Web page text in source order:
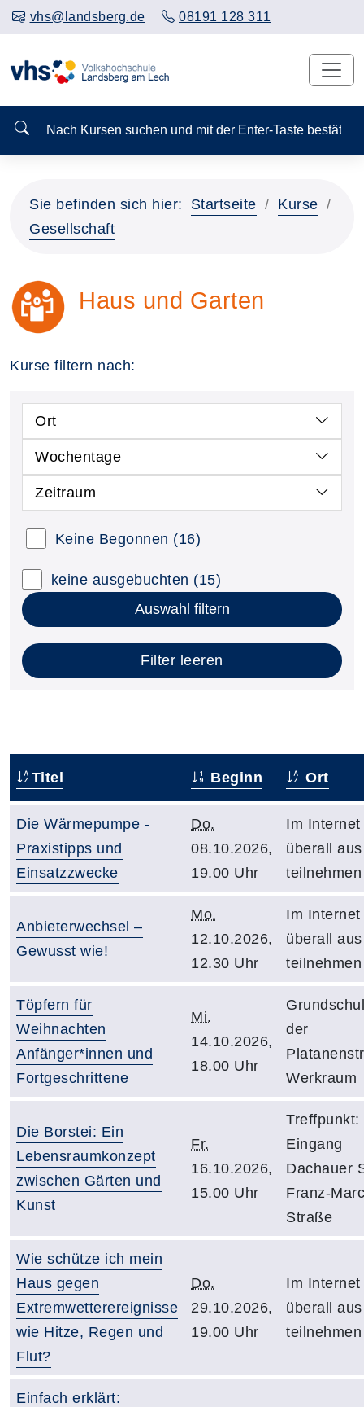
vhs@landsberg.de 08191 128 311
Nach Kursen suchen und mit der Enter-Taste
Sie befinden sich hier: Startseite
Kurse
Gesellschaft
Haus und Garten
Kurse filtern nach:
Ort
Wochentage
Zeitraum
Keine Begonnen (16)
keine ausgebuchten (15)
Auswahl filtern
Filter leeren
Titel Beginn Ort
Die Wärmepumpe -
Praxistipps und
Einsatzzwecke
Do.
08.10.2026,
19.00 Uhr
Im Internet
überall aus
teilnehmen
Anbieterwechsel –
Gewusst wie!
Mo.
12.10.2026,
12.30 Uhr
Im Internet
überall aus
teilnehmen
Töpfern für
Weihnachten
Anfänger*innen und
Fortgeschrittene
Mi.
14.10.2026,
18.00 Uhr
der
Werkraum
Die Borstei: Ein
Lebensraumkonzept
zwischen Gärten und
Kunst
Fr.
16.10.2026,
15.00 Uhr
Treffpunkt:
Eingang
Dachauer
Franz-
Straße
Wie schütze ich mein
Haus gegen
Extremwetterereignisse
wie Hitze, Regen und
Flut?
Do.
29.10.2026,
19.00 Uhr
Im Internet
überall aus
teilnehmen
Einfach erklärt: